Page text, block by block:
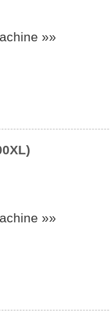
»»
»»